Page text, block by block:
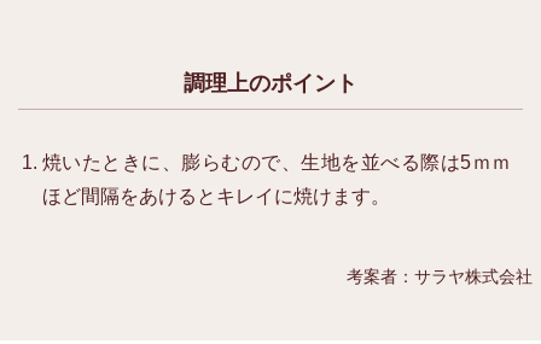
調理上のポイント
焼いたときに、膨らむので、生地を並べる際は5ｍｍ
ほど間隔をあけるとキレイに焼けます。
考案者：サラヤ株式会社